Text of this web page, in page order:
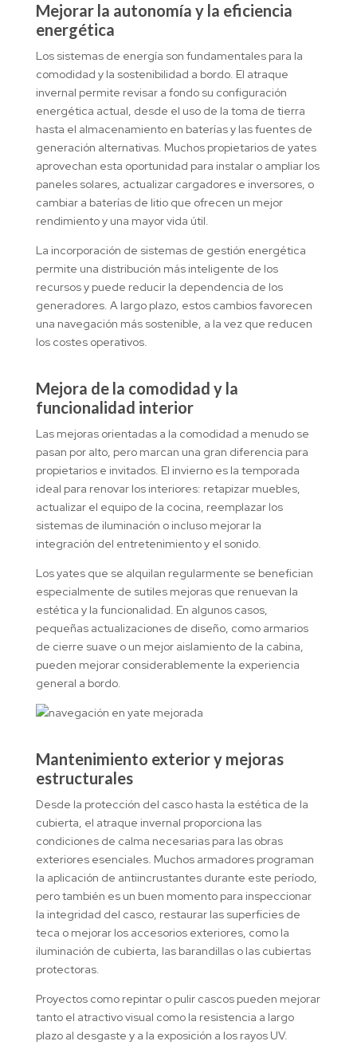
Mejorar la autonomía y la eficiencia
energética
Los sistemas de energía son fundamentales para la
comodidad y la sostenibilidad a bordo. El atraque
invernal permite revisar a fondo su configuración
energética actual, desde el uso de la toma de tierra
hasta el almacenamiento en baterías y las fuentes de
generación alternativas. Muchos propietarios de yates
aprovechan esta oportunidad para instalar o ampliar los
paneles solares, actualizar cargadores e inversores, o
cambiar a baterías de litio que ofrecen un mejor
rendimiento y una mayor vida útil.
La incorporación de sistemas de gestión energética
permite una distribución más inteligente de los
recursos y puede reducir la dependencia de los
generadores. A largo plazo, estos cambios favorecen
una navegación más sostenible, a la vez que reducen
los costes operativos.
Mejora de la comodidad y la
funcionalidad interior
Las mejoras orientadas a la comodidad a menudo se
pasan por alto, pero marcan una gran diferencia para
propietarios e invitados. El invierno es la temporada
ideal para renovar los interiores: retapizar muebles,
actualizar el equipo de la cocina, reemplazar los
sistemas de iluminación o incluso mejorar la
integración del entretenimiento y el sonido.
Los yates que se alquilan regularmente se benefician
especialmente de sutiles mejoras que renuevan la
estética y la funcionalidad. En algunos casos,
pequeñas actualizaciones de diseño, como armarios
de cierre suave o un mejor aislamiento de la cabina,
pueden mejorar considerablemente la experiencia
general a bordo.
Mantenimiento exterior y mejoras
estructurales
Desde la protección del casco hasta la estética de la
cubierta, el atraque invernal proporciona las
condiciones de calma necesarias para las obras
exteriores esenciales. Muchos armadores programan
la aplicación de antiincrustantes durante este período,
pero también es un buen momento para inspeccionar
la integridad del casco, restaurar las superficies de
teca o mejorar los accesorios exteriores, como la
iluminación de cubierta, las barandillas o las cubiertas
protectoras.
Proyectos como repintar o pulir cascos pueden mejorar
tanto el atractivo visual como la resistencia a largo
plazo al desgaste y a la exposición a los rayos UV.